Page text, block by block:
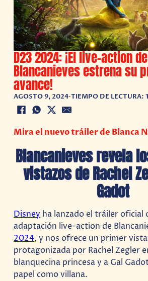
D23 2024: ¡El live-action de
Blancanieves estrena su
avance!
AGOSTO 9, 2024•TIEMPO DE LECTURA:
Mira el nuevo tráiler de Blanca
Blancanieves revela
vistazos de Rachel
Gadot
Disney ha lanzado el tráiler oficial
adaptación live-action de
2024, y nos ofrece un primer
protagonizada por Rachel Zegler
blanquecina princesa y a Gal
papel como villana.